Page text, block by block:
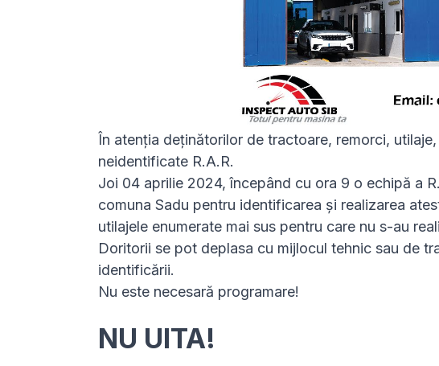
În atenția deținătorilor de tractoare, remorci,
neidentificate R.A.R.
Joi 04 aprilie 2024, începând cu ora 9 o echipă a
comuna Sadu pentru identificarea și realizarea
utilajele enumerate mai sus pentru care nu s-au
Doritorii se pot deplasa cu mijlocul tehnic sau de
identificării.
Nu este necesară programare!
NU UITA!